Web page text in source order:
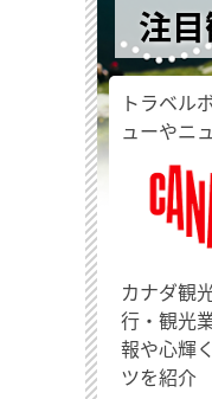
注
トラベル
ューやニ
カナダ観
行・観光
報や心輝
ツを紹介